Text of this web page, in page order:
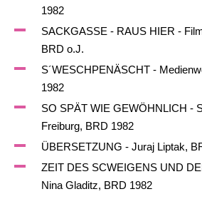
1982
SACKGASSE - RAUS HIER -
BRD o.J.
S´WESCHPENÄSCHT -
1982
SO SPÄT WIE GEWÖHNLICH -
Freiburg, BRD 1982
ÜBERSETZUNG - Juraj Liptak,
ZEIT DES SCWEIGENS UND
Nina Gladitz, BRD 1982